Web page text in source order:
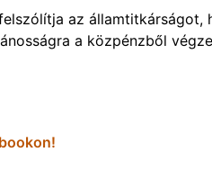
az államtitkárságot,
a közpénzből